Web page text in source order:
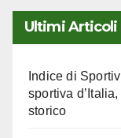
Ultimi Articoli
Indice di
sportiva
storico